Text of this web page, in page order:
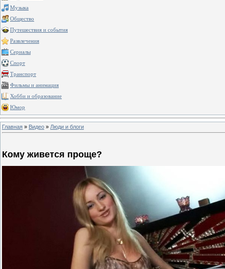
Музыка
Общество
Путешествия и события
Развлечения
Сериалы
Спорт
Транспорт
Фильмы и анимация
Хобби и образование
Юмор
Главная » Видео » Люди и блоги
Кому живется проще?